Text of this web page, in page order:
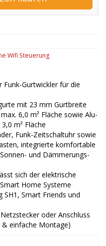
Wifi Steuerung
Funk-Gurtwickler für die
mit 23 mm Gurtbreite
6,0 m² Fläche sowie Alu-
m² Fläche
Funk-Zeitschaltuhr sowie
integrierte komfortable
und Dämmerungs-
sich der elektrische
Home Systeme
SH1, Smart Friends und
oder Anschluss
einfache Montage)